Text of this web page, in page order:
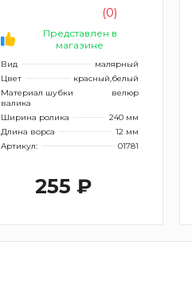
(0)
Представлен в
магазине
Вид
малярный
Цвет
красный,белый
Материал шубки
валика
велюр
Ширина ролика
240 мм
Длина ворса
12 мм
Артикул:
01781
255 ₽